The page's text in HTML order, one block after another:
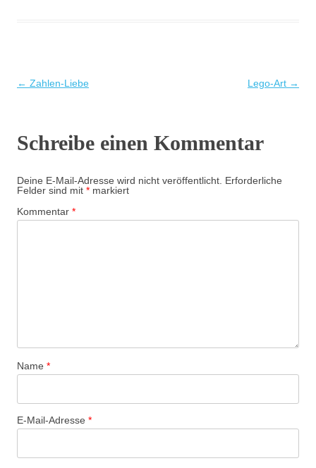
Beitragsnavigation
← Zahlen-Liebe Lego-Art →
Schreibe einen Kommentar
Deine E-Mail-Adresse wird nicht veröffentlicht. Erforderliche
Felder sind mit * markiert
Kommentar *
Name *
E-Mail-Adresse *